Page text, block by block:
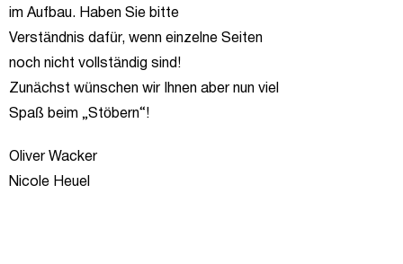
im Aufbau. Haben Sie bitte
Verständnis dafür, wenn einzelne Seiten
noch nicht vollständig sind!
Zunächst wünschen wir Ihnen aber nun viel
Spaß beim „Stöbern“!
Oliver Wacker
Nicole Heuel